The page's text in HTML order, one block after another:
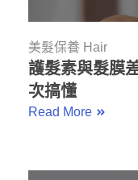
美髮保養 Hair
護髮素與髮膜
次搞懂
Read More